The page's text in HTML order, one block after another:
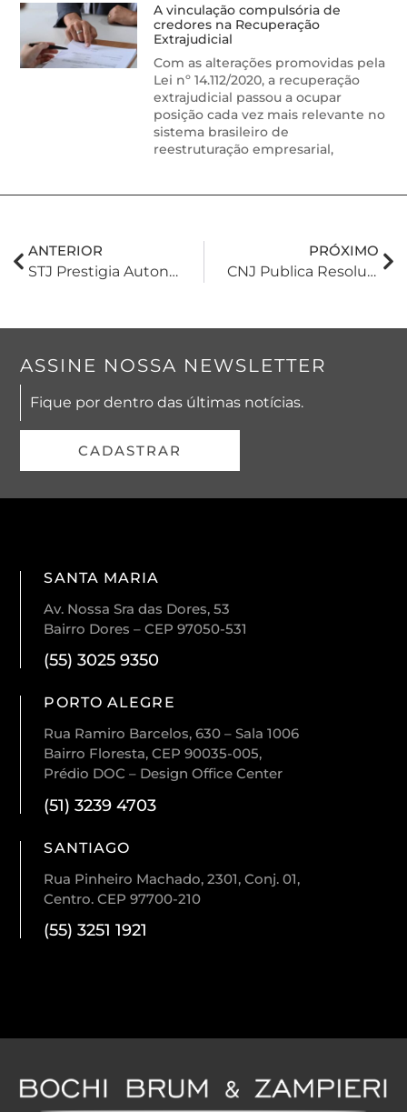
A vinculação compulsória de
credores na Recuperação
Extrajudicial
Com as alterações promovidas pela
Lei nº 14.112/2020, a recuperação
extrajudicial passou a ocupar
posição cada vez mais relevante no
sistema brasileiro de
reestruturação empresarial,
ANTERIOR
STJ Prestigia Autonomia Privada E Valida Partilha Amigável Com Divisão Desproporcional De Bens Entre Herdeiros
PRÓXIMO
CNJ Publica Resolução Nº 683/2026 E Autoriza Extinção De Execuções Bancárias De Baixo Valor
ASSINE NOSSA NEWSLETTER
Fique por dentro das últimas notícias.
CADASTRAR
SANTA MARIA
Av. Nossa Sra das Dores, 53
Bairro Dores – CEP 97050-531
(55) 3025 9350
PORTO ALEGRE
Rua Ramiro Barcelos, 630 – Sala 1006
Bairro Floresta, CEP 90035-005,
Prédio DOC – Design Office Center
(51) 3239 4703
SANTIAGO
Rua Pinheiro Machado, 2301, Conj. 01,
Centro. CEP 97700-210
(55) 3251 1921